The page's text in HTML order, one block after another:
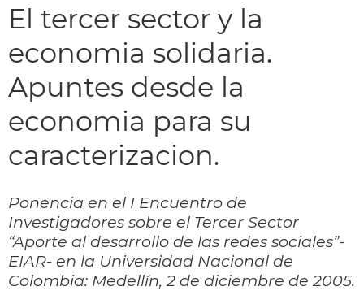
El tercer sector y la
economia solidaria.
Apuntes desde la
economia para su
caracterizacion.
Ponencia en el I Encuentro de
Investigadores sobre el Tercer Sector
“Aporte al desarrollo de las redes sociales”-
EIAR- en la Universidad Nacional de
Colombia: Medellín, 2 de diciembre de 2005.